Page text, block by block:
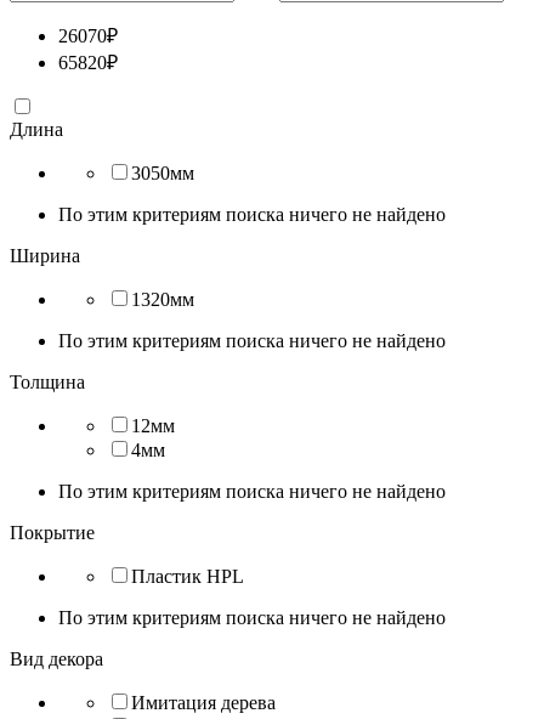
26070₽
65820₽
Длина
3050мм
По этим критериям поиска ничего не найдено
Ширина
1320мм
По этим критериям поиска ничего не найдено
Толщина
12мм
4мм
По этим критериям поиска ничего не найдено
Покрытие
Пластик HPL
По этим критериям поиска ничего не найдено
Вид декора
Имитация дерева